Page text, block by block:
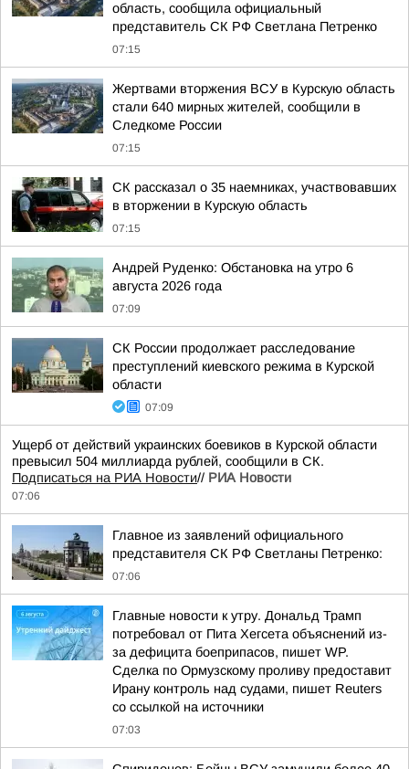
область, сообщила официальный
представитель СК РФ Светлана Петренко
07:15
Жертвами вторжения ВСУ в Курскую область
стали 640 мирных жителей, сообщили в
Следкоме России
07:15
СК рассказал о 35 наемниках, участвовавших
в вторжении в Курскую область
07:15
Андрей Руденко: Обстановка на утро 6
августа 2026 года
07:09
СК России продолжает расследование
преступлений киевского режима в Курской
области
07:09
Ущерб от действий украинских боевиков в Курской области
превысил 504 миллиарда рублей, сообщили в СК.
Подписаться на РИА Новости// РИА Новости
07:06
Главное из заявлений официального
представителя СК РФ Светланы Петренко:
07:06
Главные новости к утру. Дональд Трамп
потребовал от Пита Хегсета объяснений из-
за дефицита боеприпасов, пишет WP.
Сделка по Ормузскому проливу предоставит
Ирану контроль над судами, пишет Reuters
со ссылкой на источники
07:03